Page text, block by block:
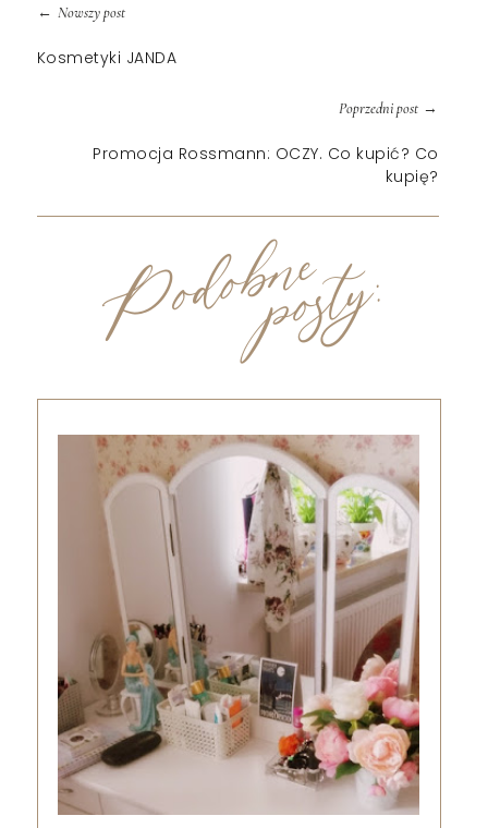
← Nowszy post
Kosmetyki JANDA
Poprzedni post→
Promocja Rossmann: OCZY. Co kupić? Co
kupię?